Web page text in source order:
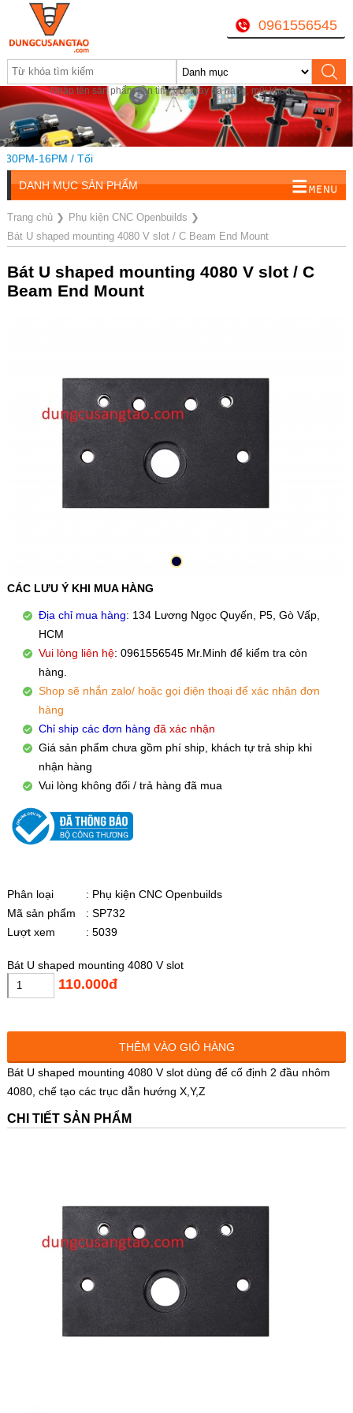
Nhập tên sản phẩm cần tìm, VD: máy đa năng, mũi khoan...
0961556545
16PM / Tối
DANH MỤC SẢN PHẨM
Trang chủ❯ Phụ kiện CNC Openbuilds ❯
Bát U shaped mounting 4080 V slot / C Beam End Mount
Bát U shaped mounting 4080 V slot / C
Beam End Mount
CÁC LƯU Ý KHI MUA HÀNG
Địa chỉ mua hàng: 134 Lương Ngọc Quyến, P5, Gò Vấp,
HCM
Vui lòng liên hệ: 0961556545 Mr.Minh để kiểm tra còn
hàng.
Shop sẽ nhắn zalo/ hoặc gọi điện thoại để xác nhận đơn
hàng
Chỉ ship các đơn hàng đã xác nhận
Giá sản phẩm chưa gồm phí ship, khách tự trả ship khi
nhận hàng
Vui lòng không đổi / trả hàng đã mua
Phân loại
: Phụ kiện CNC Openbuilds
Mã sản phẩm
: SP732
Lượt xem
: 5039
Bát U shaped mounting 4080 V slot
110.000đ
THÊM VÀO GIỎ HÀNG
Bát U shaped mounting 4080 V slot dùng để cố định 2 đầu nhôm
4080, chế tạo các trục dẫn hướng X,Y,Z
CHI TIẾT SẢN PHẨM